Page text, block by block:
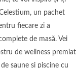
un pachet
fiecare zi a
de masă. Vei
de wellness premiat
saune și piscine cu